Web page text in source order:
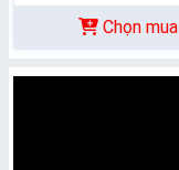
Chọn mua